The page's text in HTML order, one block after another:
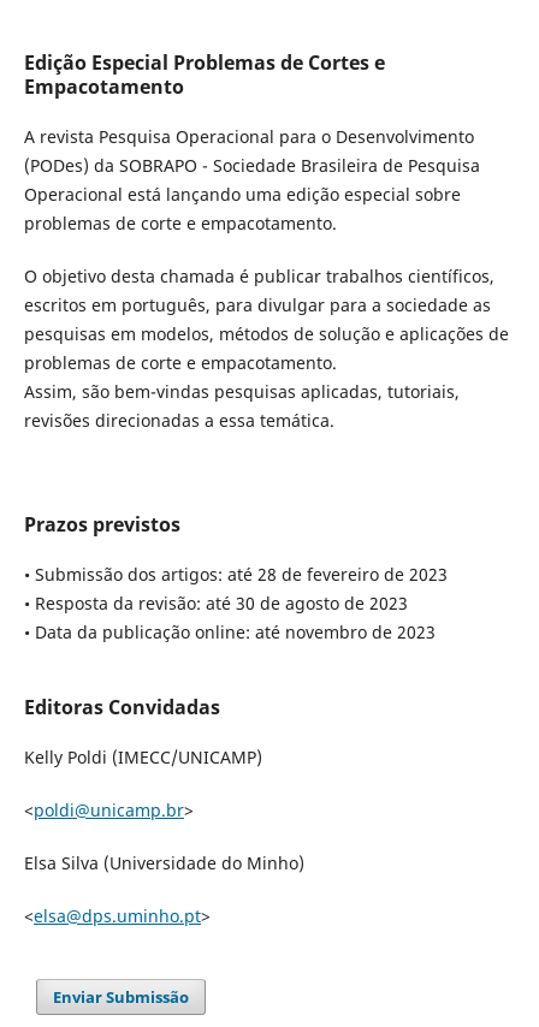
Edição Especial Problemas de Cortes e
Empacotamento
A revista Pesquisa Operacional para o Desenvolvimento
(PODes) da SOBRAPO - Sociedade Brasileira de Pesquisa
Operacional está lançando uma edição especial sobre
problemas de corte e empacotamento.
O objetivo desta chamada é publicar trabalhos científicos,
escritos em português, para divulgar para a sociedade as
pesquisas em modelos, métodos de solução e aplicações de
problemas de corte e empacotamento.
Assim, são bem-vindas pesquisas aplicadas, tutoriais,
revisões direcionadas a essa temática.
Prazos previstos
• Submissão dos artigos: até 28 de fevereiro de 2023
• Resposta da revisão: até 30 de agosto de 2023
• Data da publicação online: até novembro de 2023
Editoras Convidadas
Kelly Poldi (IMECC/UNICAMP)
<poldi@unicamp.br>
Elsa Silva (Universidade do Minho)
<elsa@dps.uminho.pt>
Enviar Submissão